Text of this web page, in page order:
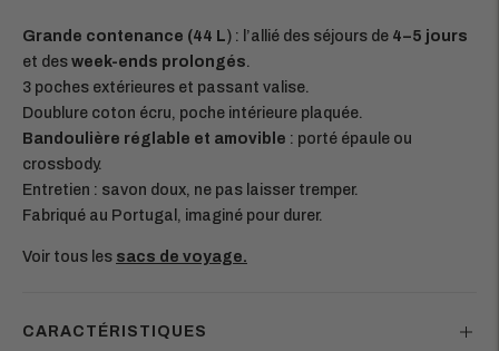
Grande contenance (44 L) : l’allié des séjours de 4–5 jours
et des week-ends prolongés.
3 poches extérieures et passant valise.
Doublure coton écru, poche intérieure plaquée.
Bandoulière réglable et amovible : porté épaule ou
crossbody.
Entretien : savon doux, ne pas laisser tremper.
Fabriqué au Portugal, imaginé pour durer.
Voir tous les sacs de voyage.
CARACTÉRISTIQUES